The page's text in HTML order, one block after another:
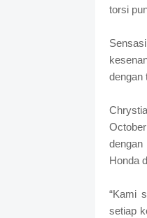
torsi
dengan
Honda
“Kami
setiap